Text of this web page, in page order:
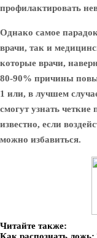
профилактировать
Однако самое
врачи, так и
которые врачи,
80-90% причины
1 или, в лучшем
смогут узнать
известно, если
можно избавиться.
Читайте также: